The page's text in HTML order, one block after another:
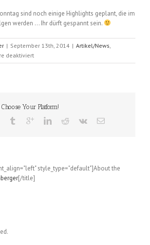
sind noch einige Highlights geplant, die im
werden … Ihr dürft gespannt sein.
| September 13th, 2014 | Artikel/News,
deaktiviertfür
1.
Kassel,
Your Platform!
style_type="default"]About the
[/title]